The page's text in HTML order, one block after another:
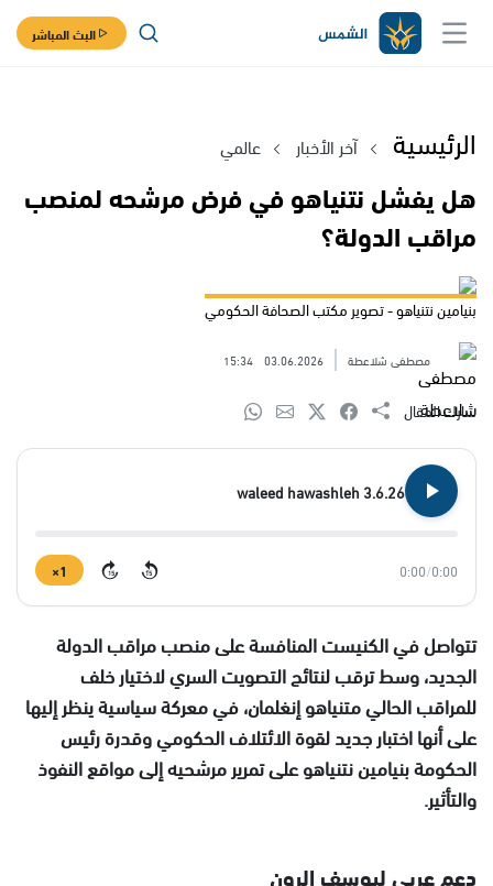
البث المباشر
الرئيسية آخر الأخبار عالمي
هل يفشل نتنياهو في فرض مرشحه لمنصب
مراقب الدولة؟
بنيامين نتنياهو - تصوير مكتب الصحافة الحكومي
مصطفى شلاعطة 03.06.2026
15:34
شارك المقال
waleed hawashleh 3.6.26
0:00
/
0:00
15
15
1×
تتواصل في الكنيست المنافسة على منصب مراقب الدولة
الجديد، وسط ترقب لنتائج التصويت السري لاختيار خلف
للمراقب الحالي متنياهو إنغلمان، في معركة سياسية ينظر إليها
على أنها اختبار جديد لقوة الائتلاف الحكومي وقدرة رئيس
الحكومة بنيامين نتنياهو على تمرير مرشحيه إلى مواقع النفوذ
والتأثير.
دعم عربي ليوسف إلرون